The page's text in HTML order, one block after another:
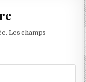
Les champs